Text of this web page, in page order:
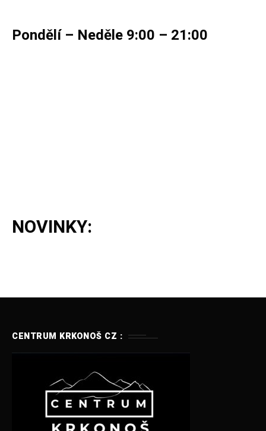
Pondělí – Neděle 9:00 – 21:00
NOVINKY:
CENTRUM KRKONOŠ CZ :